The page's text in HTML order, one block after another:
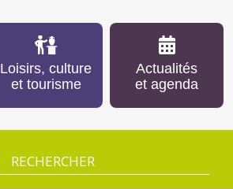
Loisirs, culture
et tourisme
Actualités
et agenda